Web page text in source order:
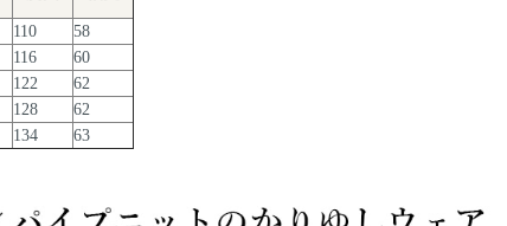
110
58
116
60
122
62
128
62
134 63